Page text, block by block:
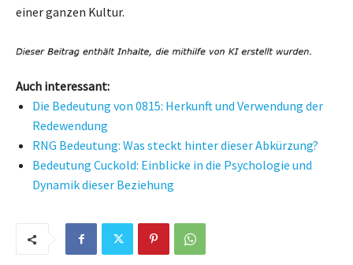
einer ganzen Kultur.
Auch interessant:
Die Bedeutung von 0815: Herkunft und Verwendung der
Redewendung
RNG Bedeutung: Was steckt hinter dieser Abkürzung?
Bedeutung Cuckold: Einblicke in die Psychologie und
Dynamik dieser Beziehung